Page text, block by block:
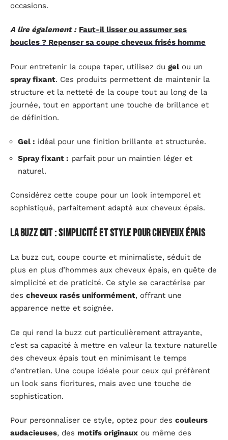
occasions.
A lire également : Faut-il lisser ou assumer ses
boucles ? Repenser sa coupe cheveux frisés homme
Pour entretenir la coupe taper, utilisez du gel ou un
spray fixant. Ces produits permettent de maintenir la
structure et la netteté de la coupe tout au long de la
journée, tout en apportant une touche de brillance et
de définition.
Gel : idéal pour une finition brillante et structurée.
Spray fixant : parfait pour un maintien léger et
naturel.
Considérez cette coupe pour un look intemporel et
sophistiqué, parfaitement adapté aux cheveux épais.
La buzz cut : simplicité et style pour cheveux épais
La buzz cut, coupe courte et minimaliste, séduit de
plus en plus d’hommes aux cheveux épais, en quête de
simplicité et de praticité. Ce style se caractérise par
des cheveux rasés uniformément, offrant une
apparence nette et soignée.
Ce qui rend la buzz cut particulièrement attrayante,
c’est sa capacité à mettre en valeur la texture naturelle
des cheveux épais tout en minimisant le temps
d’entretien. Une coupe idéale pour ceux qui préfèrent
un look sans fioritures, mais avec une touche de
sophistication.
Pour personnaliser ce style, optez pour des couleurs
audacieuses, des motifs originaux ou même des